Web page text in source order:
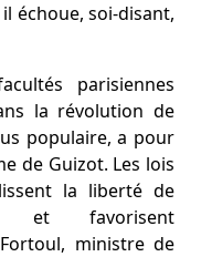
échoue, soi-disant,
parisiennes
la révolution de
populaire, a pour
de Guizot. Les lois
la liberté de
et favorisent
ministre de